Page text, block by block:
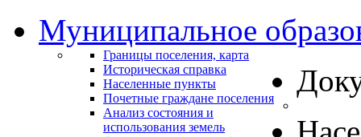
Муниципальное
Границы поселения, карта
Историческая справка
Населенные пункты
Почетные граждане поселения
Анализ состояния и
использования земель